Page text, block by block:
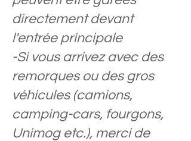
directement devant
l'entrée principale
-Si vous arrivez avec des
remorques ou des gros
véhicules (camions,
camping-cars, fourgons,
Unimog etc.), merci de